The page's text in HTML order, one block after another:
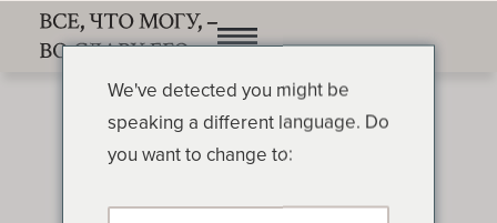
We've detected you might be
speaking a different language. Do
you want to change to: